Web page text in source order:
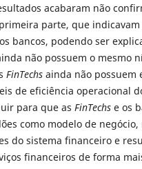
acabaram não
parte, que indicavam
bancos, podendo ser
não possuem o mesmo
FinTechs ainda não possuem
de eficiência operacional
para que as FinTechs e os
como modelo de
do sistema financeiro e
financeiros de forma